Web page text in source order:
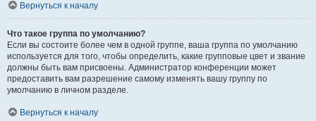
Вернуться к началу
Что такое группа по умолчанию?
Если вы состоите более чем в одной группе, ваша группа по умолчанию
используется для того, чтобы определить, какие групповые цвет и звание
должны быть вам присвоены. Администратор конференции может
предоставить вам разрешение самому изменять вашу группу по
умолчанию в личном разделе.
Вернуться к началу